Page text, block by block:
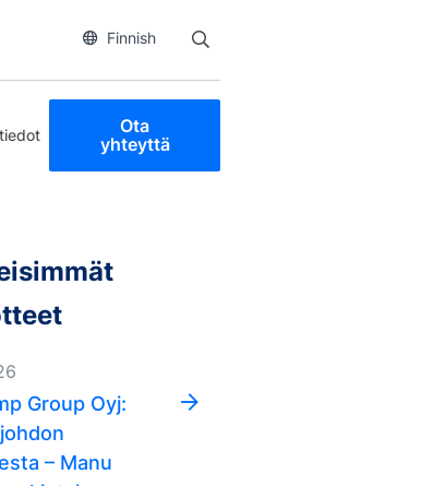
Finnish
Ota
yhteyttä
Group Oyj:
– Manu